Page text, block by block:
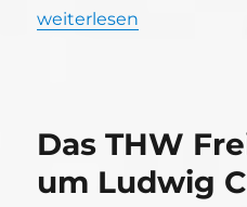
„Zugtrupp Workshop in
weiterlesen
Das THW
um Ludwig